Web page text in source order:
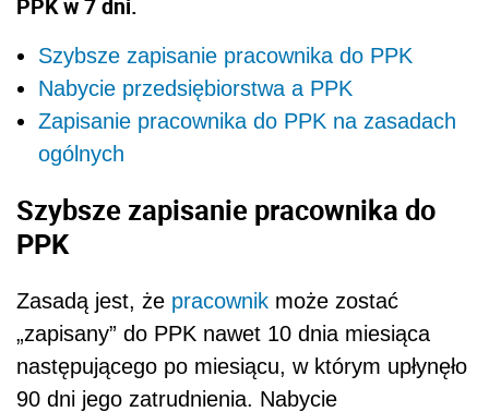
Szybsze zapisanie pracownika do PPK
Nabycie przedsiębiorstwa a PPK
Zapisanie pracownika do PPK na zasadach
ogólnych
Szybsze zapisanie pracownika do
PPK
Zasadą jest, że pracownik może zostać
„zapisany” do PPK nawet 10 dnia miesiąca
następującego po miesiącu, w którym upłynęło
90 dni jego zatrudnienia. Nabycie